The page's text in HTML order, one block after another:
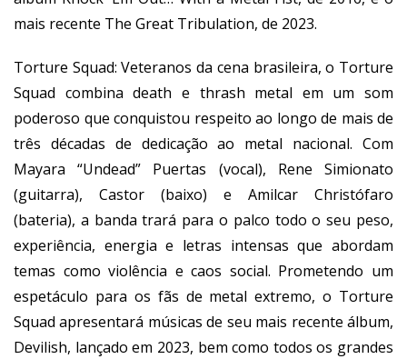
mais recente The Great Tribulation, de 2023.
Torture Squad: Veteranos da cena brasileira, o Torture
Squad combina death e thrash metal em um som
poderoso que conquistou respeito ao longo de mais de
três décadas de dedicação ao metal nacional. Com
Mayara “Undead” Puertas (vocal), Rene Simionato
(guitarra), Castor (baixo) e Amilcar Christófaro
(bateria), a banda trará para o palco todo o seu peso,
experiência, energia e letras intensas que abordam
temas como violência e caos social. Prometendo um
espetáculo para os fãs de metal extremo, o Torture
Squad apresentará músicas de seu mais recente álbum,
Devilish, lançado em 2023, bem como todos os grandes